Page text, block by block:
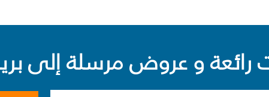
و عروض مرسلة إلى